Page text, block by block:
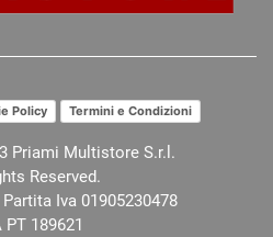
Policy Termini e Condizioni
Priami Multistore S.r.l.
Reserved.
Iva 01905230478
PT 189621